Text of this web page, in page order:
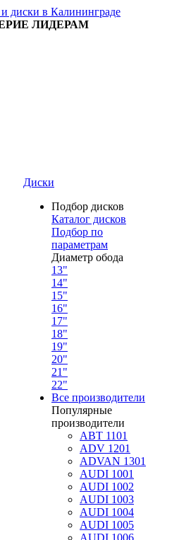
ЛИДЕРАМ
Диски
Подбор дисков
Каталог дисков
Подбор по
параметрам
Диаметр обода
13"
14"
15"
16"
17"
18"
19"
20"
21"
22"
Все производители
Популярные
производители
ABT 1101
ADV 1201
ADVAN 1301
AUDI 1001
AUDI 1002
AUDI 1003
AUDI 1004
AUDI 1005
AUDI 1006